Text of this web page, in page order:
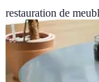
restauration de